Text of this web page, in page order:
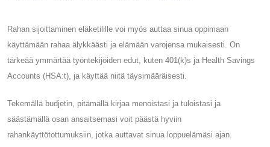
Rahan sijoittaminen eläketilille voi myös auttaa sinua oppimaan
käyttämään rahaa älykkäästi ja elämään varojensa mukaisesti. On
tärkeää ymmärtää työntekijöiden edut, kuten 401(k)s ja Health Savings
Accounts (HSA:t), ja käyttää niitä täysimääräisesti.
Tekemällä budjetin, pitämällä kirjaa menoistasi ja tuloistasi ja
säästämällä osan ansaitsemasi voit päästä hyviin
rahankäyttötottumuksiin, jotka auttavat sinua loppuelämäsi ajan.